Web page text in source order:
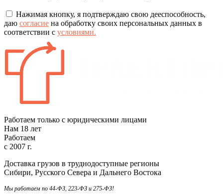
Нажимая кнопку, я подтверждаю свою дееспособность,
даю согласие на обработку своих персональных данных в
соответствии с условиями.
Работаем только с юридическими лицами
Нам 18 лет
Работаем
с 2007 г.
Доставка грузов в труднодоступные регионы
Сибири, Русского Севера и Дальнего Востока
Мы работаем по 44-ФЗ, 223-ФЗ и 275-ФЗ!